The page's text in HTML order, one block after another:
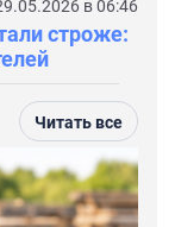
в 06:46
строже:
Читать все